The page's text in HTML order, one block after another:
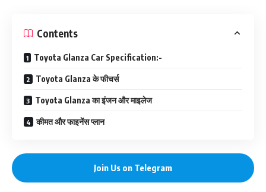
Contents
Toyota Glanza Car Specification:-
Toyota Glanza के फीचर्स
Toyota Glanza का इंजन और माइलेज
कीमत और फाइनेंस प्लान
Join Us on Telegram